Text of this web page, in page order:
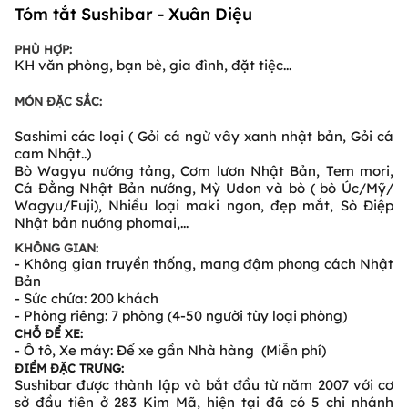
Tóm tắt Sushibar - Xuân Diệu
PHÙ HỢP:
KH văn phòng, bạn bè, gia đình, đặt tiệc...
MÓN ĐẶC SẮC:
Sashimi các loại ( Gỏi cá ngừ vây xanh nhật bản, Gỏi cá
cam Nhật..)
Bò Wagyu nướng tảng, Cơm lươn Nhật Bản, Tem mori,
Cá Đằng Nhật Bản nướng, Mỳ Udon và bò ( bò Úc/Mỹ/
Wagyu/Fuji), Nhiều loại maki ngon, đẹp mắt, Sò Điệp
Nhật bản nướng phomai,...
KHÔNG GIAN:
- Không gian truyền thống, mang đậm phong cách Nhật
Bản
- Sức chứa: 200 khách
- Phòng riêng: 7 phòng (4-50 người tùy loại phòng)
CHỖ ĐỂ XE:
- Ô tô, Xe máy: Để xe gần Nhà hàng (Miễn phí)
ĐIỂM ĐẶC TRƯNG:
Sushibar được thành lập và bắt đầu từ năm 2007 với cơ
sở đầu tiên ở 283 Kim Mã, hiện tại đã có 5 chi nhánh